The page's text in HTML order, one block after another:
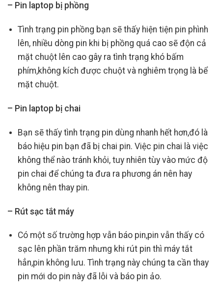
– Pin laptop bị phồng
Tình trạng pin phồng bạn sẽ thấy hiện tiện pin phình
lên, nhiều dòng pin khi bị phồng quá cao sẽ độn cả
mặt chuột lên cao gây ra tình trạng khó bấm
phím,không kích được chuột và nghiêm trọng là bể
mặt chuột.
– Pin laptop bị chai
Bạn sẽ thấy tình trạng pin dùng nhanh hết hơn,đó là
báo hiệu pin bạn đã bị chai pin. Việc pin chai là việc
không thể nào tránh khỏi, tuy nhiên tùy vào mức độ
pin chai để chúng ta đưa ra phương án nên hay
không nên thay pin.
– Rút sạc tắt máy
Có một số trường hợp vẫn báo pin,pin vẫn thấy có
sạc lên phần trăm nhưng khi rút pin thì máy tắt
hẳn,pin không lưu. Tình trạng này chúng ta cần thay
pin mới do pin này đã lỗi và báo pin ảo.